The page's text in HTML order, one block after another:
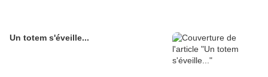
Un totem s'éveille...